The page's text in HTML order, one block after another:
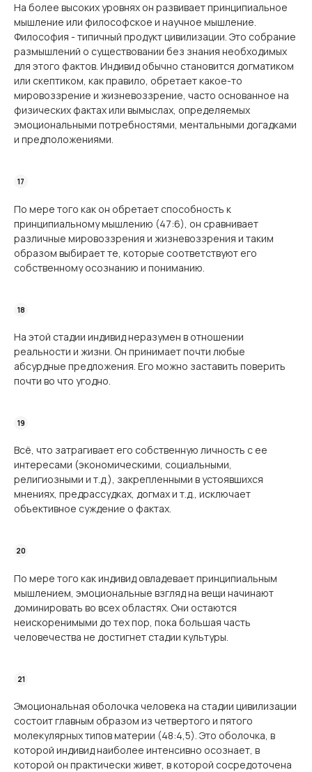
На более высоких уровнях он развивает принципиальное
мышление или философское и научное мышление.
Философия - типичный продукт цивилизации. Это собрание
размышлений о существовании без знания необходимых
для этого фактов. Индивид обычно становится догматиком
или скептиком, как правило, обретает какое-то
мировоззрение и жизневоззрение, часто основанное на
физических фактах или вымыслах, определяемых
эмоциональными потребностями, ментальными догадками
и предположениями.
По мере того как он обретает способность к
принципиальному мышлению (47:6), он сравнивает
различные мировоззрения и жизневоззрения и таким
образом выбирает те, которые соответствуют его
собственному осознанию и пониманию.
На этой стадии индивид неразумен в отношении
реальности и жизни. Он принимает почти любые
абсурдные предложения. Его можно заставить поверить
почти во что угодно.
Всё, что затрагивает его собственную личность с ее
интересами (экономическими, социальными,
религиозными и т.д.), закрепленными в устоявшихся
мнениях, предрассудках, догмах и т.д., исключает
объективное суждение о фактах.
По мере того как индивид овладевает принципиальным
мышлением, эмоциональные взгляд на вещи начинают
доминировать во всех областях. Они остаются
неискоренимыми до тех пор, пока большая часть
человечества не достигнет стадии культуры.
Эмоциональная оболочка человека на стадии цивилизации
состоит главным образом из четвертого и пятого
молекулярных типов материи (48:4,5). Это оболочка, в
которой индивид наиболее интенсивно осознает, в
которой он практически живет, в которой сосредоточена